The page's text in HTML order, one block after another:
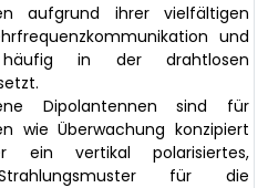
aufgrund ihrer vielfältigen
und
in der drahtlosen
Dipolantennen sind für
wie Überwachung konzipiert
ein vertikal polarisiertes,
für die